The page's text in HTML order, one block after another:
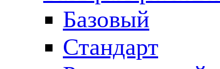
Базовый
Стандарт